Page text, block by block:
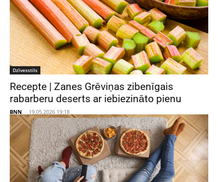
Dzīvesstils
Recepte | Zanes Grēviņas zibenīgais
rabarberu deserts ar iebiezināto pienu
BNN - 19.05.2026 19:18